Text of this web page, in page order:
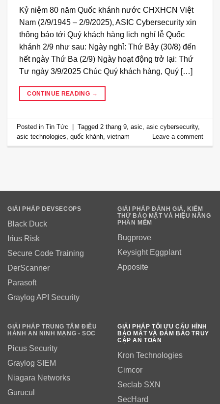
Kỷ niệm 80 năm Quốc khánh nước CHXHCN Việt
Nam (2/9/1945 – 2/9/2025), ASIC Cybersecurity xin
thông báo tới Quý khách hàng lịch nghỉ lễ Quốc
khánh 2/9 như sau: Ngày nghỉ: Thứ Bảy (30/8) đến
hết ngày Thứ Ba (2/9) Ngày hoạt động trở lại: Thứ
Tư ngày 3/9/2025 Chúc Quý khách hàng, Quý […]
CONTINUE READING →
Posted inTin Tức Tagged2 thang 9,asic,asic cybersecurity,
asic technologies,quốc khánh,vietnam Leave a comment
GIẢI PHÁP DEVSECOPS
Black Duck
Irius Risk
Secure Code Training
DerScanner
Parasoft
Graylog API Security
GIẢI PHÁP ĐÁNH GIÁ, KIỂM
THỬ BẢO MẬT VÀ HIỆU NĂNG
PHẦN MỀM
Bugprove
Keysight Eggplant
Apposite
GIẢI PHÁP TRUNG TÂM ĐIỀU
HÀNH AN NINH MẠNG - SOC
Picus Security
Graylog SIEM
Niagara Networks
Gurucul
GIẢI PHÁP TỐI ƯU CẤU HÌNH
BẢO MẬT VÀ ĐẢM BẢO TRUY
CẬP AN TOÀN
Kron Technologies
Cimcor
Seclab SXN
SecHard